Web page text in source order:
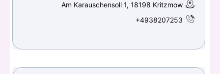
Am Karauschensoll 1, 18198 Kritzmow
+4938207253